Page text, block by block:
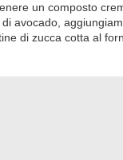
un composto
avocado,
di zucca cotta al